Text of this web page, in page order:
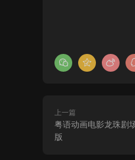
上一篇
粤语动画电影龙珠剧
版